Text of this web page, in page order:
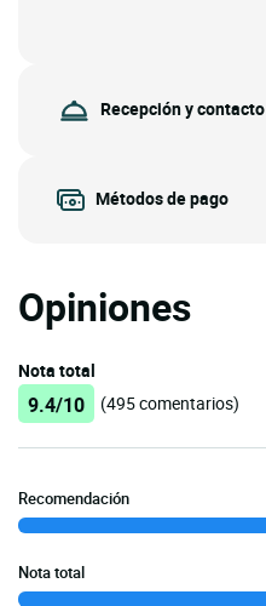
Recepción y contacto
Métodos de pago
Opiniones
Nota total
9.4/10 (495 comentarios)
Recomendación
Nota total